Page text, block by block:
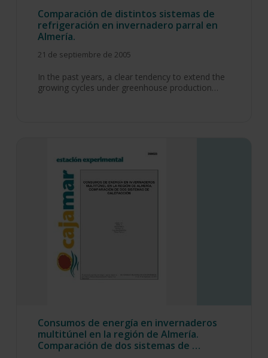
Comparación de distintos sistemas de
refrigeración en invernadero parral en
Almería.
21 de septiembre de 2005
In the past years, a clear tendency to extend the
growing cycles under greenhouse production…
Consumos de energía en invernaderos
multitúnel en la región de Almería.
Comparación de dos sistemas de …